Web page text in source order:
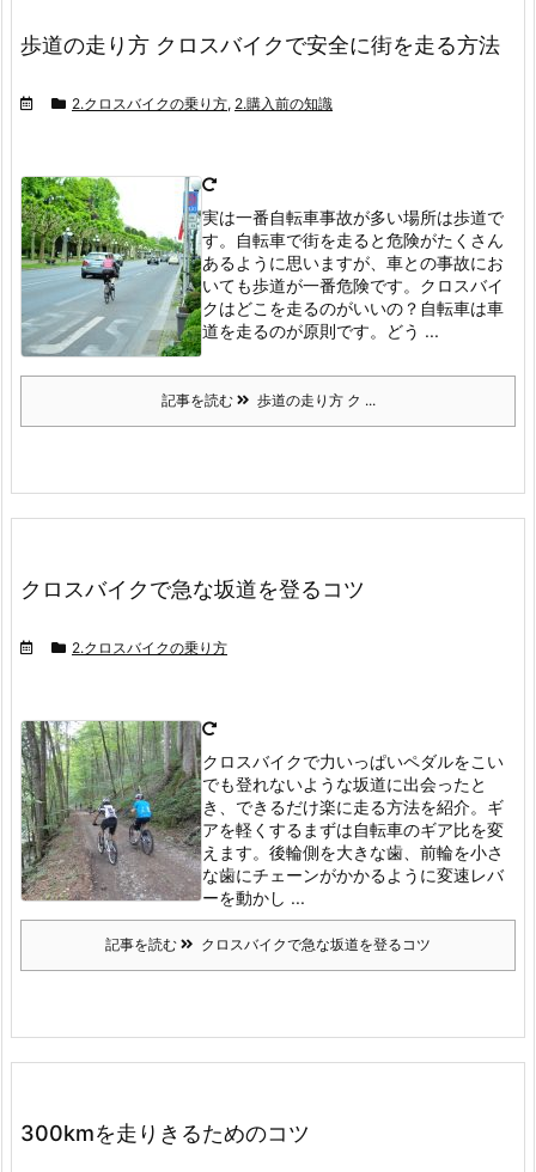
歩道の走り方 クロスバイクで安全に街を走る方法
2.クロスバイクの乗り方, 2.購入前の知識
実は一番自転車事故が多い場所は歩道で
す。
自転車で街を走ると危険がたくさん
あるように思いますが、車との事故にお
いても歩道が一番危険です。 クロスバイ
クはどこを走るのがいいの？ 自転車は車
道を走るのが原則です。
どう ...
記事を読む 歩道の走り方 ク ...
クロスバイクで急な坂道を登るコツ
2.クロスバイクの乗り方
クロスバイクで力いっぱいペダルをこい
でも登れないような坂道に出会ったと
き、できるだけ楽に走る方法を紹介。ギ
アを軽くするまずは自転車のギア比を変
えます。 後輪側を大きな歯、前輪を小さ
な歯にチェーンがかかるように変速レバ
ーを動かし ...
記事を読む クロスバイクで急な坂道を登るコツ
300kmを走りきるためのコツ